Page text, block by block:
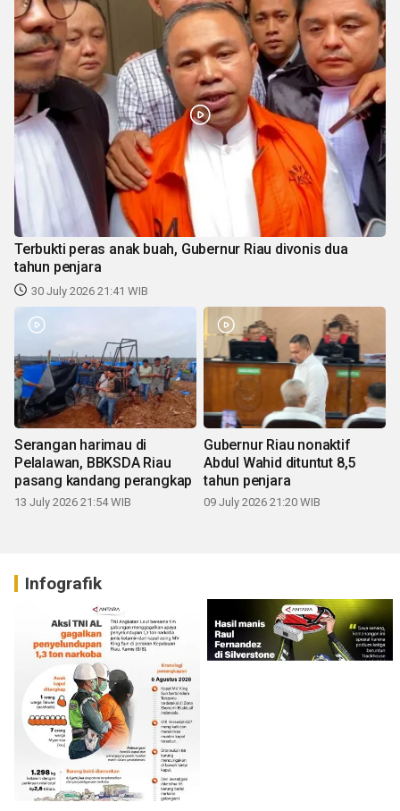
Terbukti peras anak buah, Gubernur Riau divonis dua
tahun penjara
30 July 2026 21:41 WIB
Serangan harimau di
Pelalawan, BBKSDA Riau
pasang kandang perangkap
13 July 2026 21:54 WIB
Gubernur Riau nonaktif
Abdul Wahid dituntut 8,5
tahun penjara
09 July 2026 21:20 WIB
Infografik